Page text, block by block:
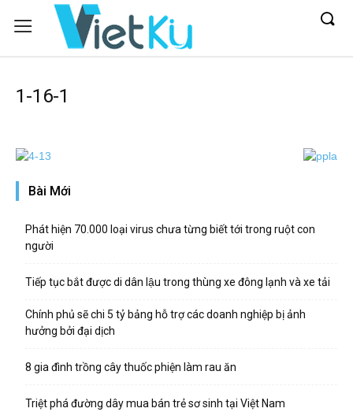
1-16-1
Bài Mới
Phát hiện 70.000 loại virus chưa từng biết tới trong ruột con
người
Tiếp tục bắt được di dân lậu trong thùng xe đông lạnh và xe tải
Chính phủ sẽ chi 5 tỷ bảng hỗ trợ các doanh nghiệp bị ảnh
hưởng bởi đại dịch
8 gia đình trồng cây thuốc phiện làm rau ăn
Triệt phá đường dây mua bán trẻ sơ sinh tại Việt Nam